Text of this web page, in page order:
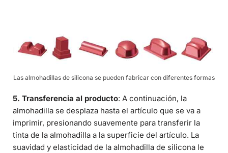
Las almohadillas de silicona se pueden fabricar con diferentes formas
5. Transferencia al producto: A continuación, la
almohadilla se desplaza hasta el artículo que se va a
imprimir, presionando suavemente para transferir la
tinta de la almohadilla a la superficie del artículo. La
suavidad y elasticidad de la almohadilla de silicona le